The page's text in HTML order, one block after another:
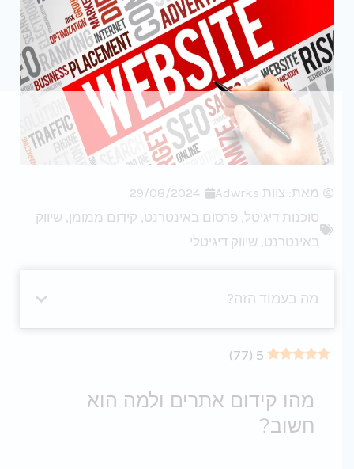
מאת:צוות Adwrks
29/08/2024
סוכנות דיגיטל,פרסום באינטרנט,קידום ממומן,שיווק
באינטרנט,שיווק דיגיטלי
מה בעמוד הזה?
5
(
77
)
מהו קידום אתרים ולמה הוא
חשוב?